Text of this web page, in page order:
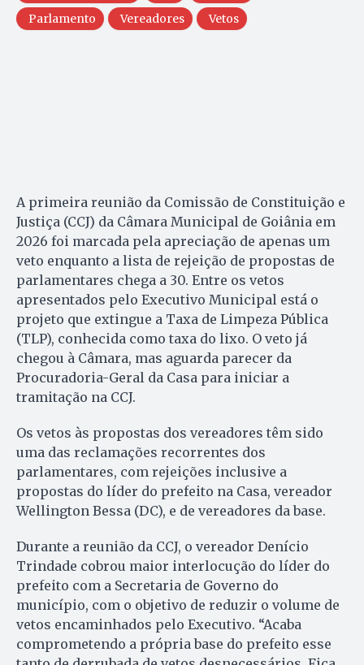
Parlamento
Vereadores Vetos
A primeira reunião da Comissão de Constituição e
Justiça (CCJ) da Câmara Municipal de Goiânia em
2026 foi marcada pela apreciação de apenas um
veto enquanto a lista de rejeição de propostas de
parlamentares chega a 30. Entre os vetos
apresentados pelo Executivo Municipal está o
projeto que extingue a Taxa de Limpeza Pública
(TLP), conhecida como taxa do lixo. O veto já
chegou à Câmara, mas aguarda parecer da
Procuradoria-Geral da Casa para iniciar a
tramitação na CCJ.
Os vetos às propostas dos vereadores têm sido
uma das reclamações recorrentes dos
parlamentares, com rejeições inclusive a
propostas do líder do prefeito na Casa, vereador
Wellington Bessa (DC), e de vereadores da base.
Durante a reunião da CCJ, o vereador Denício
Trindade cobrou maior interlocução do líder do
prefeito com a Secretaria de Governo do
município, com o objetivo de reduzir o volume de
vetos encaminhados pelo Executivo. “Acaba
comprometendo a própria base do prefeito esse